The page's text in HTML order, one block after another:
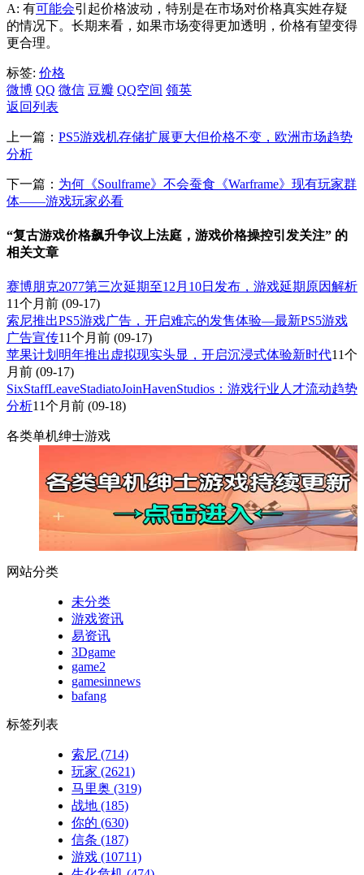
A: 有可能会引起价格波动，特别是在市场对价格真实姓存疑
的情况下。长期来看，如果市场变得更加透明，价格有望变得
更合理。
标签: 价格
微博 QQ 微信 豆瓣 QQ空间 领英
返回列表
上一篇： PS5游戏机存储扩展更大但价格不变，欧洲市场趋势
分析
下一篇： 为何《Soulframe》不会蚕食《Warframe》现有玩家群
体——游戏玩家必看
“复古游戏价格飙升争议上法庭，游戏价格操控引发关注” 的
相关文章
赛博朋克2077第三次延期至12月10日发布，游戏延期原因解析
11个月前 (09-17)
索尼推出PS5游戏广告，开启难忘的发售体验—最新PS5游戏
广告宣传11个月前 (09-17)
苹果计划明年推出虚拟现实头显，开启沉浸式体验新时代11个
月前 (09-17)
SixStaffLeaveStadiatoJoinHavenStudios：游戏行业人才流动趋势
分析11个月前 (09-18)
各类单机绅士游戏
网站分类
未分类
游戏资讯
易资讯
3Dgame
game2
gamesinnews
bafang
标签列表
索尼 (714)
玩家 (2621)
马里奥 (319)
战地 (185)
你的 (630)
信条 (187)
游戏 (10711)